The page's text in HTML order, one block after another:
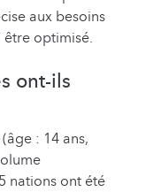
aux besoins
être optimisé.
ont-ils
: 14 ans,
nations ont été